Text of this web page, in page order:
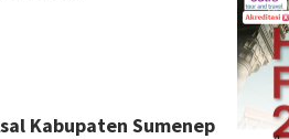
Kabupaten Sumenep